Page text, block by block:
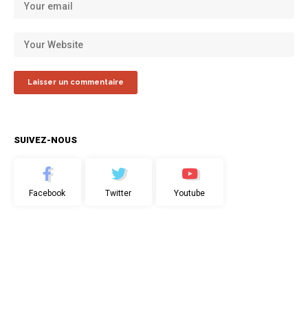
SUIVEZ-NOUS
Facebook Twitter Youtube